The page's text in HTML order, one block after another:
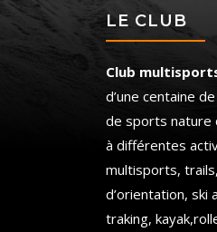
LE CLUB
Club
d’une centaine
de sports nature
à différentes
multisports,
d’orientation, ski
traking,